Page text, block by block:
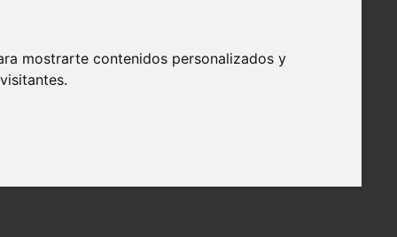
mostrarte contenidos personalizados y